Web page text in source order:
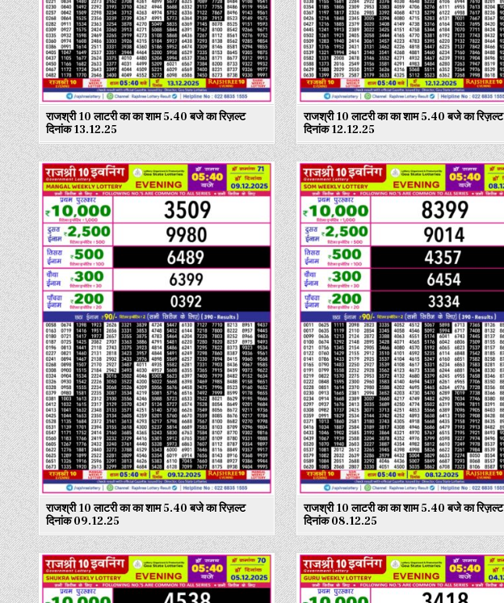
राजश्री 10 लाटरी का का शाम 5.40 बजे का रिज़ल्ट
दिनांक 13.12.25
राजश्री 10 लाटरी का का शाम 5.40 बजे का रिज़ल्ट
दिनांक 12.12.25
राजश्री 10 लाटरी का का शाम 5.40 बजे का रिज़ल्ट
दिनांक 09.12.25
राजश्री 10 लाटरी का का शाम 5.40 बजे का रिज़ल्ट
दिनांक 08.12.25